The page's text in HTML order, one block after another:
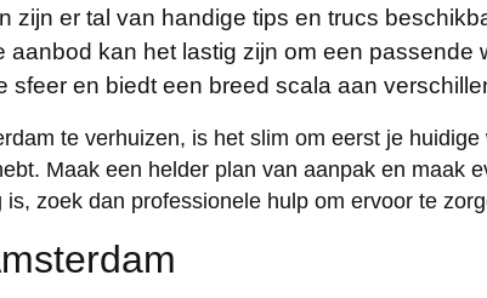
zijn er tal van handige tips en trucs
kan het lastig zijn om een passende
sfeer en biedt een breed scala aan
te verhuizen, is het slim om eerst je
Maak een helder plan van aanpak en maak
zoek dan professionele hulp om ervoor te